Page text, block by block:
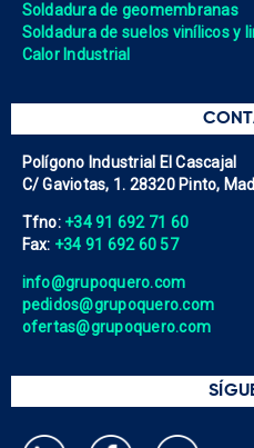
Soldadura de geomembranas
Soldadura de suelos vinílicos y
Calor Industrial
Polígono Industrial El Cascajal
C/ Gaviotas, 1. 28320 Pinto,
Tfno: +34 91 692 71 60
Fax: +34 91 692 60 57
info@grupoquero.com
pedidos@grupoquero.com
ofertas@grupoquero.com